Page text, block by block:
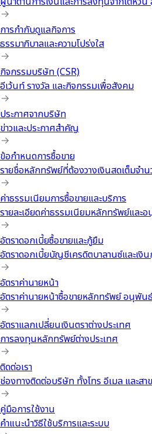
การกำกับดูแลกิจการ
ธรรมาภิบาลและความโปร่งใส
กิจกรรมบริษัท (CSR)
อีเว้นท์ รางวัล และกิจกรรมเพื่อสังคม
ประกาศจากบริษัท
ข่าวและประกาศสำคัญ
ข้อกำหนดการซื้อขาย
รายชื่อหลักทรัพย์ที่ต้องวางเงินสดเต็มจำ
ค่าธรรมเนียมการซื้อขายและบริการ
รายละเอียดค่าธรรมเนียมหลักทรัพย์และ
อัตราดอกเบี้ยซื้อขายและกู้ยืม
อัตราดอกเบี้ยบัญชีเครดิตบาลานซ์และเงิ
อัตราค่านายหน้า
อัตราค่านายหน้าซื้อขายหลักทรัพย์ อนุพัน
อัตราแลกเปลี่ยนเงินตราต่างประเทศ
การลงทุนหลักทรัพย์ต่างประเทศ
ติดต่อเรา
ช่องทางติดต่อบริษัท ทั้งโทร อีเมล และสา
คู่มือการใช้งาน
คำแนะนำวิธีใช้บริการและระบบ